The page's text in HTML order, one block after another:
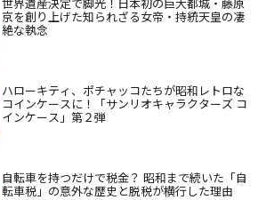
京を創り上げた知られざる女帝・持統天皇の凄
絶な執念
ハローキティ、ポチャッコたちが昭和レトロな
コインケースに！「サンリオキャラクターズ コ
インケース」第２弾
自転車を持つだけで税金？ 昭和まで続いた「自
転車税」の意外な歴史と脱税が横行した理由